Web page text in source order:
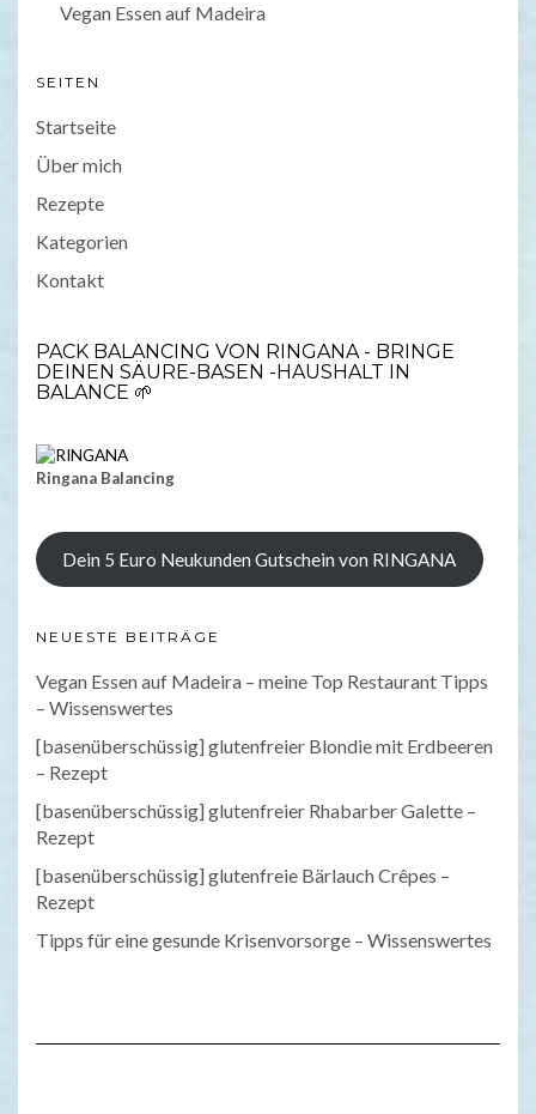
Vegan Essen auf Madeira
SEITEN
Startseite
Über mich
Rezepte
Kategorien
Kontakt
PACK BALANCING VON RINGANA - BRINGE
DEINEN SÄURE-BASEN -HAUSHALT IN
BALANCE 🌱
Ringana Balancing
Dein 5 Euro Neukunden Gutschein von RINGANA
NEUESTE BEITRÄGE
Vegan Essen auf Madeira – meine Top Restaurant Tipps
– Wissenswertes
[basenüberschüssig] glutenfreier Blondie mit Erdbeeren
– Rezept
[basenüberschüssig] glutenfreier Rhabarber Galette –
Rezept
[basenüberschüssig] glutenfreie Bärlauch Crêpes –
Rezept
Tipps für eine gesunde Krisenvorsorge – Wissenswertes